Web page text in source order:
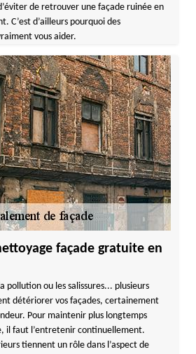
de retrouver une façade ruinée en
C’est d’ailleurs pourquoi des
vous aider.
façade gratuite en
pollution ou les salissures... plusieurs
détériorer vos façades, certainement
Pour maintenir plus longtemps
il faut l’entretenir continuellement.
tiennent un rôle dans l’aspect de